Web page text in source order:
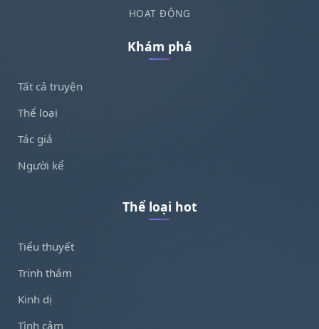
HOẠT ĐỘNG
Khám phá
Tất cả truyện
Thể loại
Tác giả
Người kể
Thể loại hot
Tiểu thuyết
Trinh thám
Kinh dị
Tình cảm